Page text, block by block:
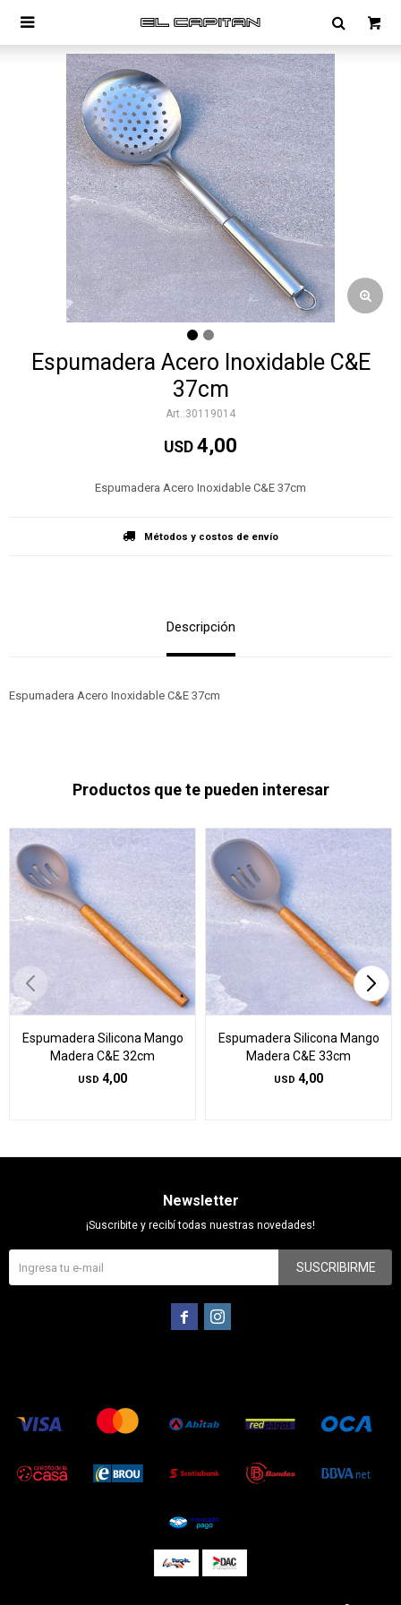

Espumadera Acero Inoxidable C&E
37cm
30119014
USD 4,00
Espumadera Acero Inoxidable C&E 37cm
Métodos y costos de envío
Descripción
Espumadera Acero Inoxidable C&E 37cm
Productos que te pueden interesar
Espumadera Silicona Mango
Madera C&E 32cm
USD 4,00
Espumadera Silicona Mango
Madera C&E 33cm
USD 4,00
Newsletter
¡Suscribite y recibí todas nuestras novedades!
SUSCRIBIRME
 